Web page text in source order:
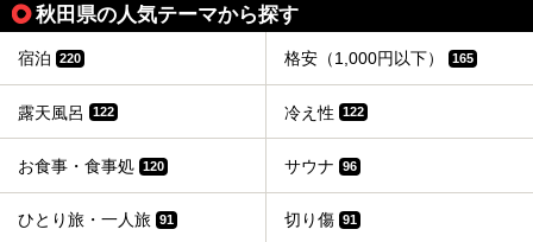
秋田県の人気テーマから探す
宿泊 220 格安（1,000円以下） 165
露天風呂 122 冷え性 122
お食事・食事処 120 サウナ 96
ひとり旅・一人旅 91 切り傷 91